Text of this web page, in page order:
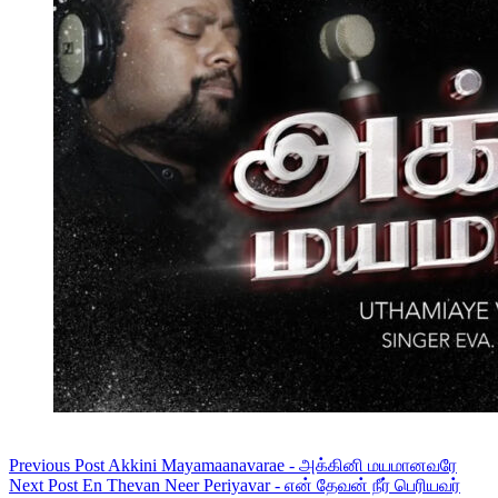
Previous Post Akkini Mayamaanavarae - அக்கினி மயமானவரே
Next Post En Thevan Neer Periyavar - என் தேவன் நீர் பெரியவர்